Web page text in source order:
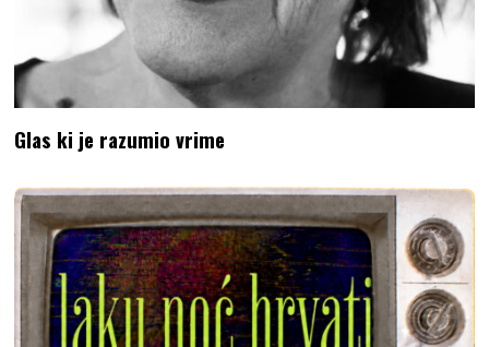
Glas ki je razumio vrime